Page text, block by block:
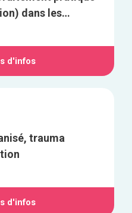
dans les
d'infos
trauma
d'infos